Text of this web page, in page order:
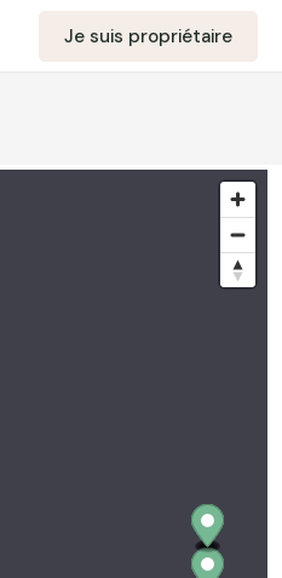
Je suis propriétaire